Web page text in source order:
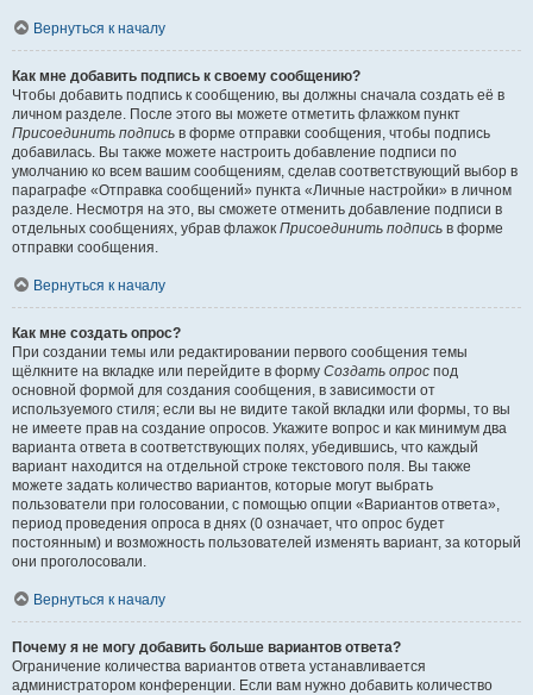
Вернуться к началу
Как мне добавить подпись к своему сообщению?
Чтобы добавить подпись к сообщению, вы должны сначала создать её в
личном разделе. После этого вы можете отметить флажком пункт
Присоединить подпись в форме отправки сообщения, чтобы подпись
добавилась. Вы также можете настроить добавление подписи по
умолчанию ко всем вашим сообщениям, сделав соответствующий выбор в
параграфе «Отправка сообщений» пункта «Личные настройки» в личном
разделе. Несмотря на это, вы сможете отменить добавление подписи в
отдельных сообщениях, убрав флажок Присоединить подпись в форме
отправки сообщения.
Вернуться к началу
Как мне создать опрос?
При создании темы или редактировании первого сообщения темы
щёлкните на вкладке или перейдите в форму Создать опрос под
основной формой для создания сообщения, в зависимости от
используемого стиля; если вы не видите такой вкладки или формы, то вы
не имеете прав на создание опросов. Укажите вопрос и как минимум два
варианта ответа в соответствующих полях, убедившись, что каждый
вариант находится на отдельной строке текстового поля. Вы также
можете задать количество вариантов, которые могут выбрать
пользователи при голосовании, с помощью опции «Вариантов ответа»,
период проведения опроса в днях (0 означает, что опрос будет
постоянным) и возможность пользователей изменять вариант, за который
они проголосовали.
Вернуться к началу
Почему я не могу добавить больше вариантов ответа?
Ограничение количества вариантов ответа устанавливается
администратором конференции. Если вам нужно добавить количество